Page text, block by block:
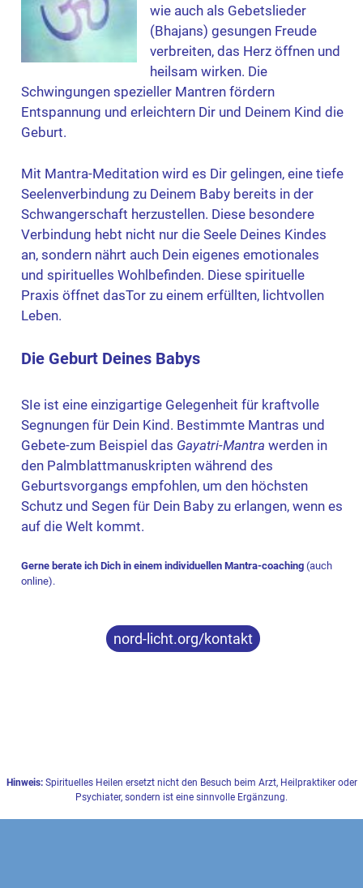
wie auch als Gebetslieder
(Bhajans) gesungen Freude
verbreiten, das Herz öffnen und
heilsam wirken. Die
Schwingungen spezieller Mantren fördern
Entspannung und erleichtern Dir und Deinem Kind die
Geburt.
Mit Mantra-Meditation wird es Dir gelingen, eine tiefe
Seelenverbindung zu Deinem Baby bereits in der
Schwangerschaft herzustellen. Diese besondere
Verbindung hebt nicht nur die Seele Deines Kindes
an, sondern nährt auch Dein eigenes emotionales
und spirituelles Wohlbefinden. Diese spirituelle
Praxis öffnet dasTor zu einem erfüllten, lichtvollen
Leben.
Die Geburt Deines Babys
SIe ist eine einzigartige Gelegenheit für kraftvolle
Segnungen für Dein Kind. Bestimmte Mantras und
Gebete-zum Beispiel das Gayatri-Mantra werden in
den Palmblattmanuskripten während des
Geburtsvorgangs empfohlen, um den höchsten
Schutz und Segen für Dein Baby zu erlangen, wenn es
auf die Welt kommt.
Gerne berate ich Dich in einem individuellen Mantra-coaching (auch
online).
nord-licht.org/kontakt
Hinweis: Spirituelles Heilen ersetzt nicht den Besuch beim Arzt, Heilpraktiker oder
Psychiater, sondern ist eine sinnvolle Ergänzung.